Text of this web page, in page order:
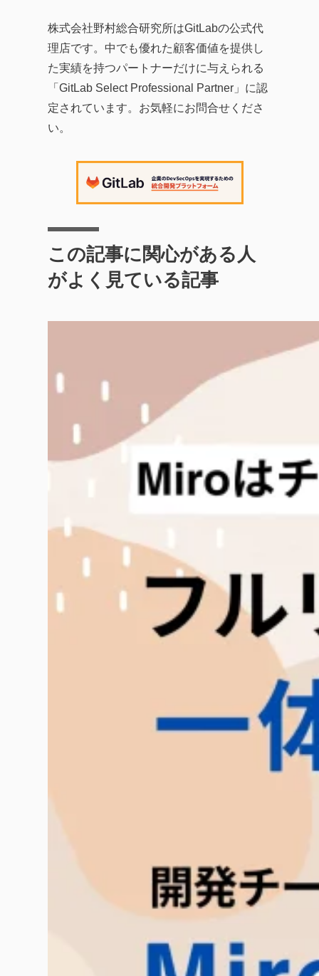
株式会社野村総合研究所はGitLabの公式代
理店です。中でも優れた顧客価値を提供し
た実績を持つパートナーだけに与えられる
「GitLab Select Professional Partner」に認
定されています。お気軽にお問合せくださ
い。
この記事に関心がある人
がよく見ている記事